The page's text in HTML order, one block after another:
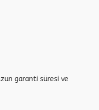
garanti süresi ve